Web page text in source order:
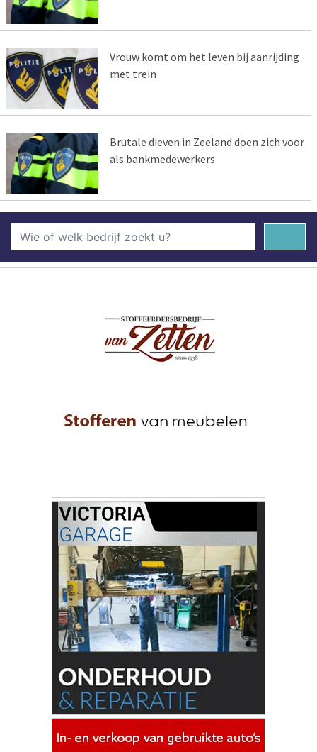
Vrouw komt om het leven bij aanrijding
met trein
Brutale dieven in Zeeland doen zich voor
als bankmedewerkers